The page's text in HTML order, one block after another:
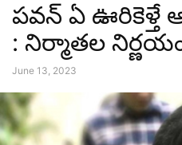
పవన్ ఏ ఊరికెళ్తే
: నిర్మాతల
June 13, 2023